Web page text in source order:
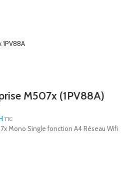
M507x (1PV88A)
TTC
Mono Single fonction A4 Réseau Wifi